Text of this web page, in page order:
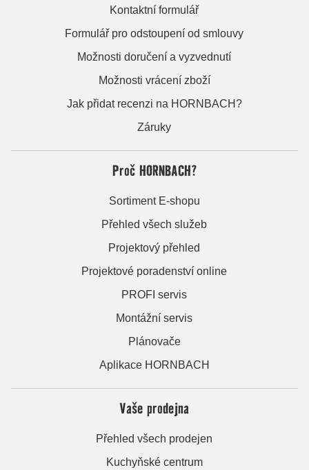
Kontaktní formulář
Formulář pro odstoupení od smlouvy
Možnosti doručení a vyzvednutí
Možnosti vrácení zboží
Jak přidat recenzi na HORNBACH?
Záruky
Proč HORNBACH?
Sortiment E-shopu
Přehled všech služeb
Projektový přehled
Projektové poradenství online
PROFI servis
Montážní servis
Plánovače
Aplikace HORNBACH
Vaše prodejna
Přehled všech prodejen
Kuchyňské centrum